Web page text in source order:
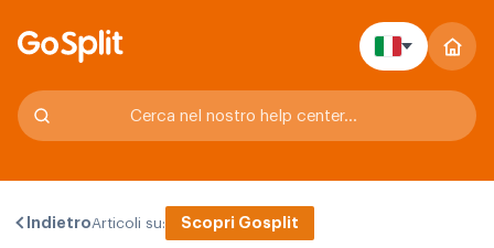
IndietroArticoli su: Scopri Gosplit